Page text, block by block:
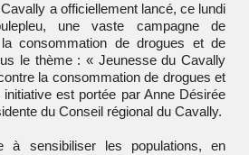
a officiellement lancé, ce lundi
une vaste campagne de
consommation de drogues et de
le thème : « Jeunesse du Cavally
la consommation de drogues et
est portée par Anne Désirée
du Conseil régional du Cavally.
à sensibiliser les populations, en